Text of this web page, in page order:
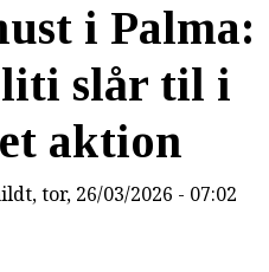
i Palma:
slår til i
aktion
, tor, 26/03/2026 - 07:02